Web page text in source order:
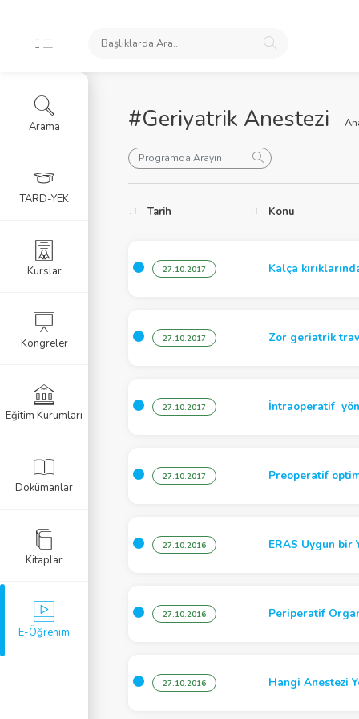
#Geriyatrik Anestezi
Tarih Konu
27.10.2017 Kalça
27.10.2017 Zor geriatrik
27.10.2017 İntraoperatif
27.10.2017 Preoperatif
27.10.2016 ERAS Uygun bir
27.10.2016 Periperatif
27.10.2016 Hangi Anestezi
Arama
TARD-YEK
Kurslar
Kongreler
Eğitim Kurumları
Dokümanlar
Kitaplar
E-Öğrenim